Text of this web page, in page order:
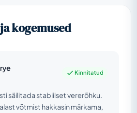
kogemused
Kinnitatud
säilitada stabiilset vererõhku.
võtmist hakkasin märkama,